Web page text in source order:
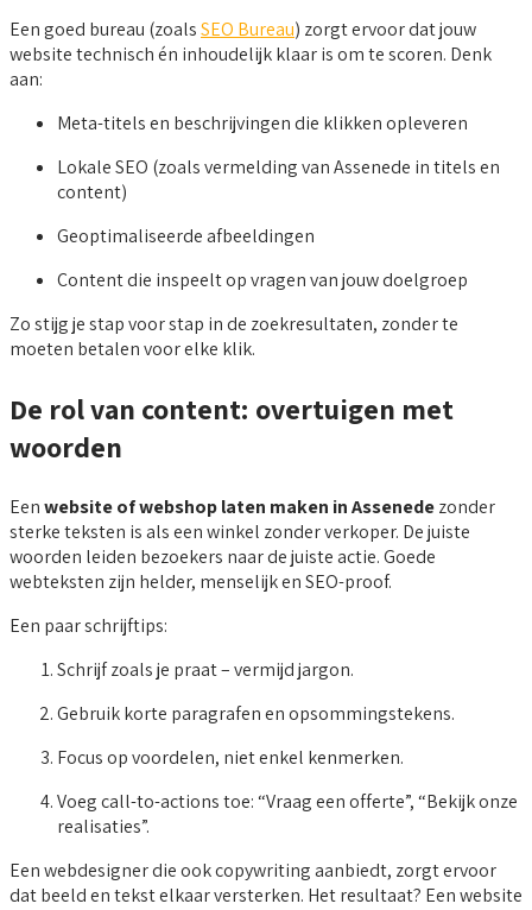
Een goed bureau (zoalsSEO Bureau) zorgt ervoor dat jouw
website technisch én inhoudelijk klaar is om te scoren. Denk
aan:
Meta-titels en beschrijvingen die klikken opleveren
Lokale SEO (zoals vermelding van Assenede in titels en
content)
Geoptimaliseerde afbeeldingen
Content die inspeelt op vragen van jouw doelgroep
Zo stijg je stap voor stap in de zoekresultaten, zonder te
moeten betalen voor elke klik.
De rol van content: overtuigen met
woorden
Eenwebsite of webshop laten maken in Assenedezonder
sterke teksten is als een winkel zonder verkoper. De juiste
woorden leiden bezoekers naar de juiste actie. Goede
webteksten zijn helder, menselijk en SEO-proof.
Een paar schrijftips:
Schrijf zoals je praat – vermijd jargon.
Gebruik korte paragrafen en opsommingstekens.
Focus op voordelen, niet enkel kenmerken.
Voeg call-to-actions toe: “Vraag een offerte”, “Bekijk onze
realisaties”.
Een webdesigner die ook copywriting aanbiedt, zorgt ervoor
dat beeld en tekst elkaar versterken. Het resultaat? Een website